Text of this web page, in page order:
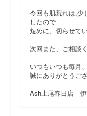
今回も肌荒れは,少
したので
短めに、切らせて
次回また、ご相談
いつもいつも毎月
誠にありがとうござ
Ash上尾春日店